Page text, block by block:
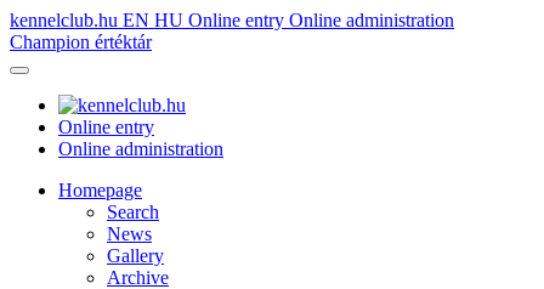
kennelclub.hu EN HU Online entry Online administration
Champion értéktár
Online entry
Online administration
Homepage
Search
News
Gallery
Archive